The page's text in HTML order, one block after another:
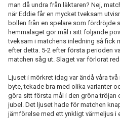
man då undra från läktaren? Nej,
när Eddie får en mycket tveksam
bollen från en spelare som fördröjde
hemmalaget gör mål i sitt följande
tveksam i matchens inledning så fick
efter detta. 5-2 efter första perioden
matchen såg ut. Slaget var förlorat
Ljuset i mörkret idag var ändå våra
byte, tekade bra med olika varianter
göra sitt första mål i den gröna
jubel. Det ljuset hade för matchen
jämförelse med ett ynkligt värmeljus i